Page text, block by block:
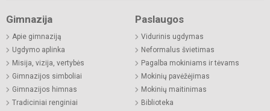
Gimnazija
Apie gimnaziją
Ugdymo aplinka
Misija, vizija, vertybės
Gimnazijos simboliai
Gimnazijos himnas
Tradiciniai renginiai
Paslaugos
Vidurinis ugdymas
Neformalus švietimas
Pagalba mokiniams ir tėvams
Mokinių pavėžėjimas
Mokinių maitinimas
Biblioteka